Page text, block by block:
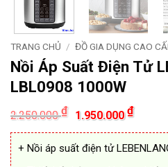
TRANG CHỦ / ĐỒ GIA DỤNG CAO
Nồi Áp Suất Điện Tử
LBL0908 1000W
2.250.000₫
Giá
gốc
là:
2.250.000 ₫.
1.950.000₫Giá
hiện
tại
là:
+ Nồi áp suất điện tử